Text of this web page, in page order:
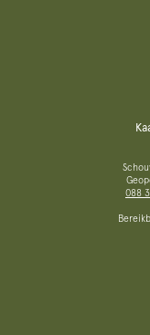
088